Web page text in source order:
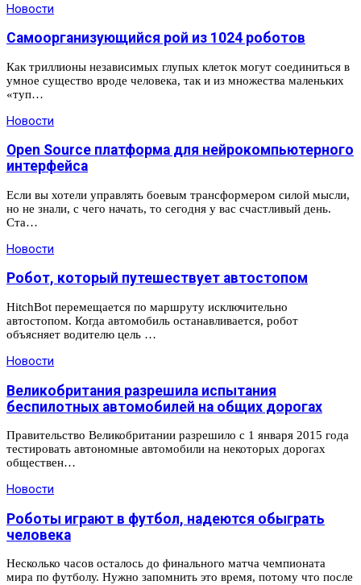
Новости
Самоорганизующийся рой из 1024 роботов
Как триллионы независимых глупых клеток могут соединиться в
умное существо вроде человека, так и из множества маленьких
«туп…
Новости
Open Source платформа для нейрокомпьютерного
интерфейса
Если вы хотели управлять боевым трансформером силой мысли,
но не знали, с чего начать, то сегодня у вас счастливый день.
Ста…
Новости
Робот, который путешествует автостопом
HitchBot перемещается по маршруту исключительно
автостопом. Когда автомобиль останавливается, робот
объясняет водителю цель …
Новости
Великобритания разрешила испытания
беспилотных автомобилей на общих дорогах
Правительство Великобритании разрешило с 1 января 2015 года
тестировать автономные автомобили на некоторых дорогах
обществен…
Новости
Роботы играют в футбол, надеются обыграть
человека
Несколько часов осталось до финального матча чемпионата
мира по футболу. Нужно запомнить это время, потому что после